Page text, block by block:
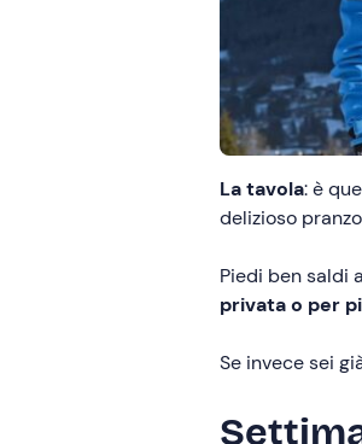
La tavola: è
delizioso
Piedi ben saldi
privata o per
Se invece sei